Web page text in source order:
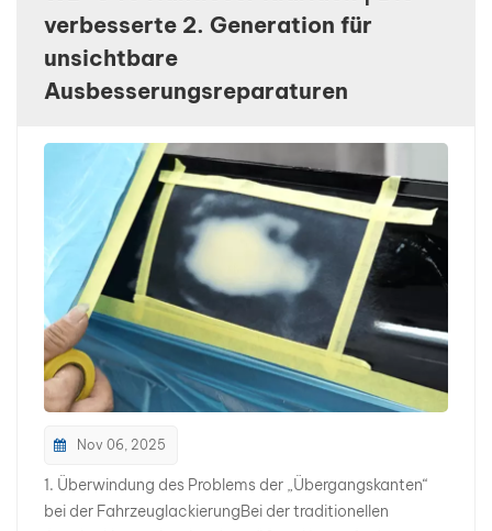
한국어
بالعربية
中文
verbesserte 2. Generation für
unsichtbare
Ausbesserungsreparaturen
Nov 06, 2025
1. Überwindung des Problems der „Übergangskanten“
bei der FahrzeuglackierungBei der traditionellen